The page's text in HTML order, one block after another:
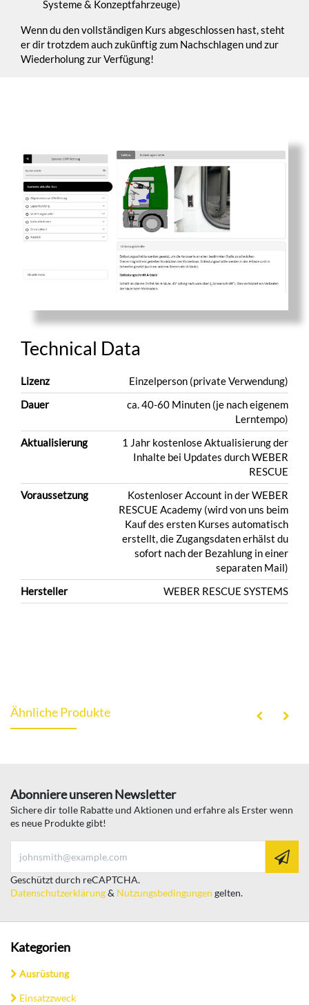
Systeme & Konzeptfahrzeuge)
Wenn du den vollständigen Kurs abgeschlossen hast, steht
er dir trotzdem auch zukünftig zum Nachschlagen und zur
Wiederholung zur Verfügung!
Technical Data
Lizenz
Einzelperson (private Verwendung)
Dauer
ca. 40-60 Minuten (je nach eigenem
Lerntempo)
Aktualisierung
1 Jahr kostenlose Aktualisierung der
Inhalte bei Updates durch WEBER
RESCUE
Voraussetzung
Kostenloser Account in der WEBER
RESCUE Academy (wird von uns beim
Kauf des ersten Kurses automatisch
erstellt, die Zugangsdaten erhälst du
sofort nach der Bezahlung in einer
separaten Mail)
Hersteller
WEBER RESCUE SYSTEMS
Ähnliche Produkte
Abonniere unseren Newsletter
Sichere dir tolle Rabatte und Aktionen und erfahre als Erster wenn
es neue Produkte gibt!
Geschützt durch reCAPTCHA.
Datenschutzerklärung& Nutzungsbedingungen gelten.
Kategorien
Ausrüstung
Einsatzzweck